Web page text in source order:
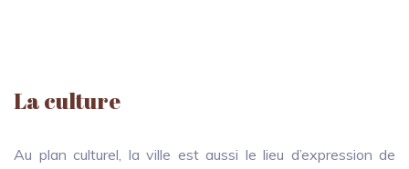
La culture
Au plan culturel, la ville est aussi le lieu d’expression de